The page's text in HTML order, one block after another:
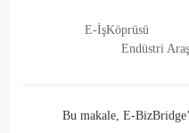
E-İşKöprüsü
Endüstri
Bu makale, E-